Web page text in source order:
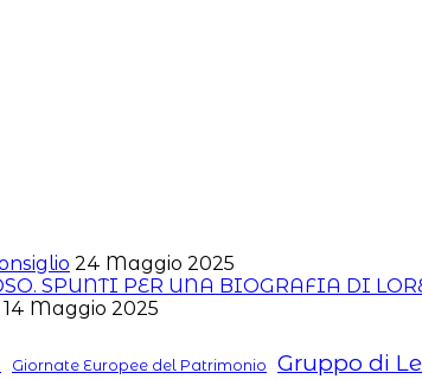
24 Maggio 2025
SPUNTI PER UNA BIOGRAFIA DI
14 Maggio 2025
Giornate Europee del Patrimonio Gruppo di